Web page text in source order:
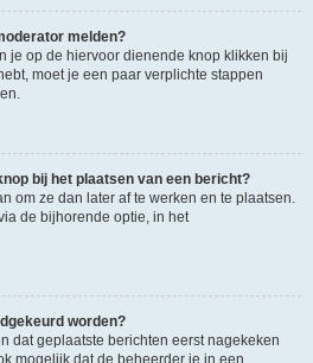
melden?
je op de hiervoor dienende knop klikken bij
moet je een paar verplichte stappen
bij het plaatsen van een bericht?
om ze dan later af te werken en te plaatsen.
de bijhorende optie, in het
worden?
dat geplaatste berichten eerst nagekeken
mogelijk dat de beheerder je in een